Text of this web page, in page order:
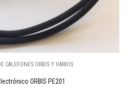
CALEFONES ORBIS Y VARIOS
ORBIS PE201